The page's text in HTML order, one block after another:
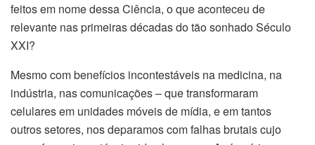
feitos em nome dessa Ciência, o que aconteceu de
relevante nas primeiras décadas do tão sonhado Século
XXI?
Mesmo com benefícios incontestáveis na medicina, na
indústria, nas comunicações – que transformaram
celulares em unidades móveis de mídia, e em tantos
outros setores, nos deparamos com falhas brutais cujo